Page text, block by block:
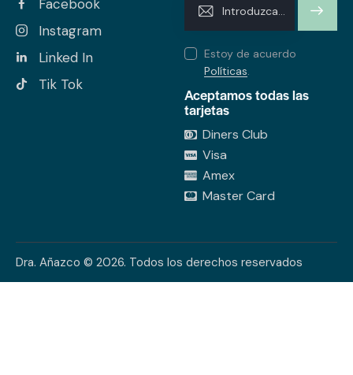
Facebook
Instagram
Linked In
Tik Tok
SUSCRI
Estoy de acuerdo
Políticas.
Aceptamos todas las
tarjetas
Diners Club
Visa
Amex
Master Card
Dra. Añazco © 2026. Todos los derechos reservados